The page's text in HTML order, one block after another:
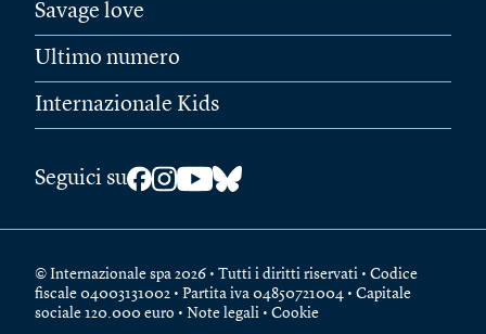
Savage love
Ultimo numero
Internazionale Kids
Seguici su
© Internazionale spa 2026 • Tutti i diritti riservati • Codice
fiscale 04003131002 • Partita iva 04850721004 • Capitale
sociale 120.000 euro • Note legali • Cookie